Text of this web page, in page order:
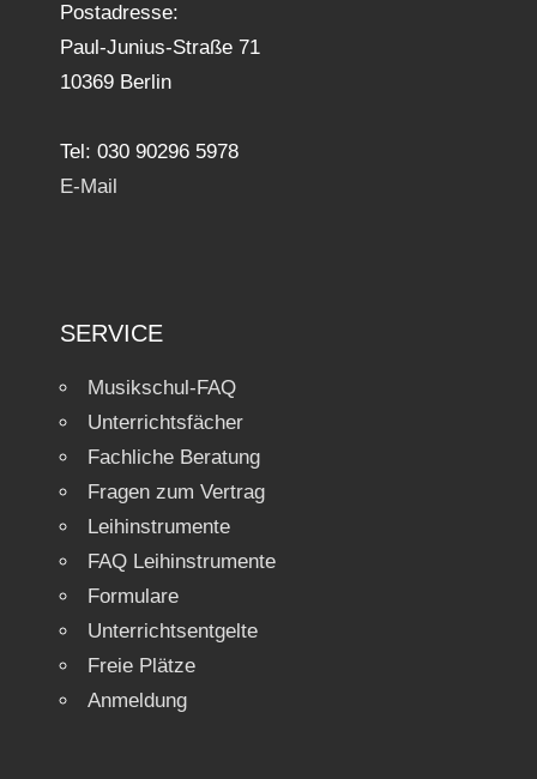
Postadresse:
Paul-Junius-Straße 71
10369 Berlin
Tel: 030 90296 5978
E-Mail
SERVICE
Musikschul-FAQ
Unterrichtsfächer
Fachliche Beratung
Fragen zum Vertrag
Leihinstrumente
FAQ Leihinstrumente
Formulare
Unterrichtsentgelte
Freie Plätze
Anmeldung